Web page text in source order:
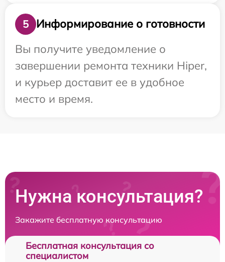
5
Информирование о готовности
Вы получите уведомление о
завершении ремонта техники Hiper,
и курьер доставит ее в удобное
место и время.
Нужна консультация?
Закажите бесплатную консультацию
Бесплатная консультация со
специалистом